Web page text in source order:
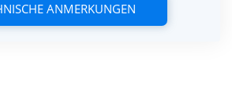
ANMERKUNGEN